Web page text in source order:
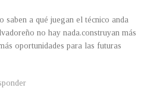
saben a qué juegan el técnico anda
no hay nada.construyan más
oportunidades para las futuras